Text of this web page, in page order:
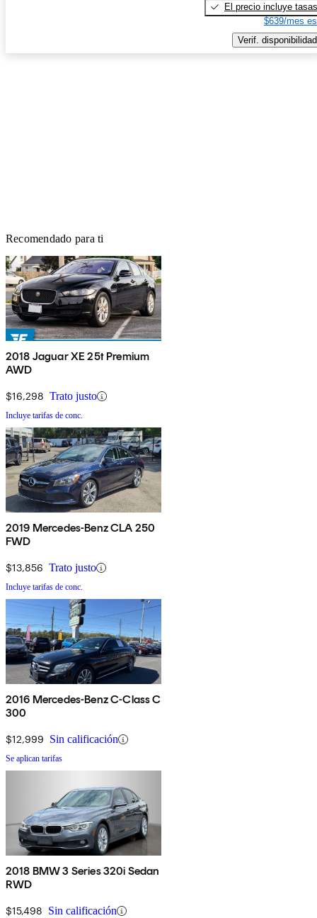
El precio incluye tasas
$639/mes
Verif. disponibilidad
Recomendado para ti
2018 Jaguar XE 25t Premium
AWD
$16,298 Trato justo
Incluye tarifas de conc.
2019 Mercedes-Benz CLA 250
FWD
$13,856 Trato justo
Incluye tarifas de conc.
2016 Mercedes-Benz C-Class C
300
$12,999 Sin calificación
Se aplican tarifas
2018 BMW 3 Series 320i Sedan
RWD
$15,498 Sin calificación